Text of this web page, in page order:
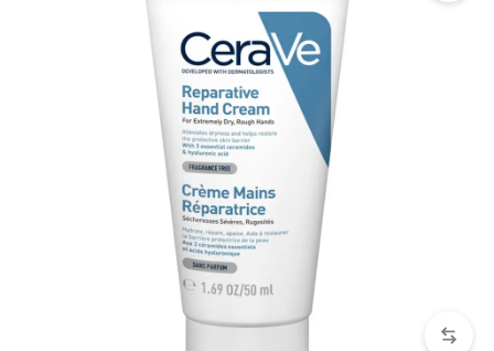
Don't miss out on great deals! Start shopping or
Sign in to view products added.
Shop What's New
Sign in